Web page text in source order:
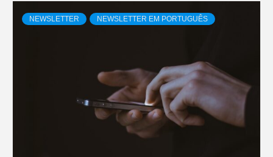
NEWSLETTER NEWSLETTER EM PORTUGUÊS